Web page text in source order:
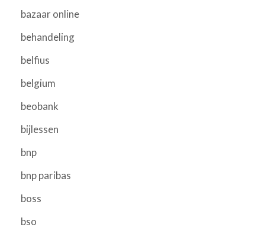
bazaar online
behandeling
belfius
belgium
beobank
bijlessen
bnp
bnp paribas
boss
bso